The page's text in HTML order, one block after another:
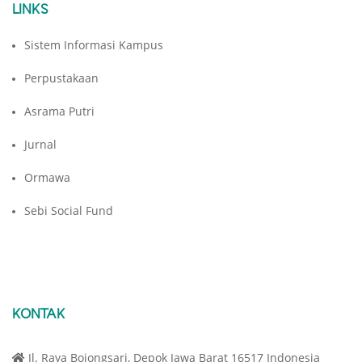
LINKS
Sistem Informasi Kampus
Perpustakaan
Asrama Putri
Jurnal
Ormawa
Sebi Social Fund
KONTAK
Jl. Raya Bojongsari, Depok Jawa Barat 16517 Indonesia